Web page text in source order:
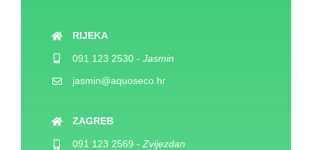
RIJEKA
091 123 2530- Jasmin
jasmin@aquoseco.hr
ZAGREB
091 123 2569 - Zvijezdan